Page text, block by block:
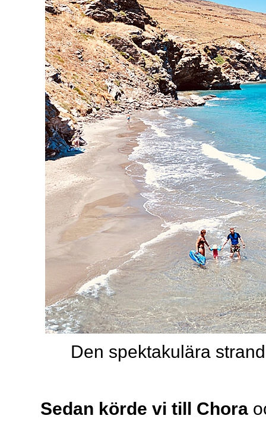
Den spektakulära
Sedan körde vi till Chora